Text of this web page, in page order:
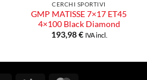
CERCHI SPORTIVI
GMP MATISSE 7×17 ET45
4×100 Black Diamond
193,98€ IVA incl.